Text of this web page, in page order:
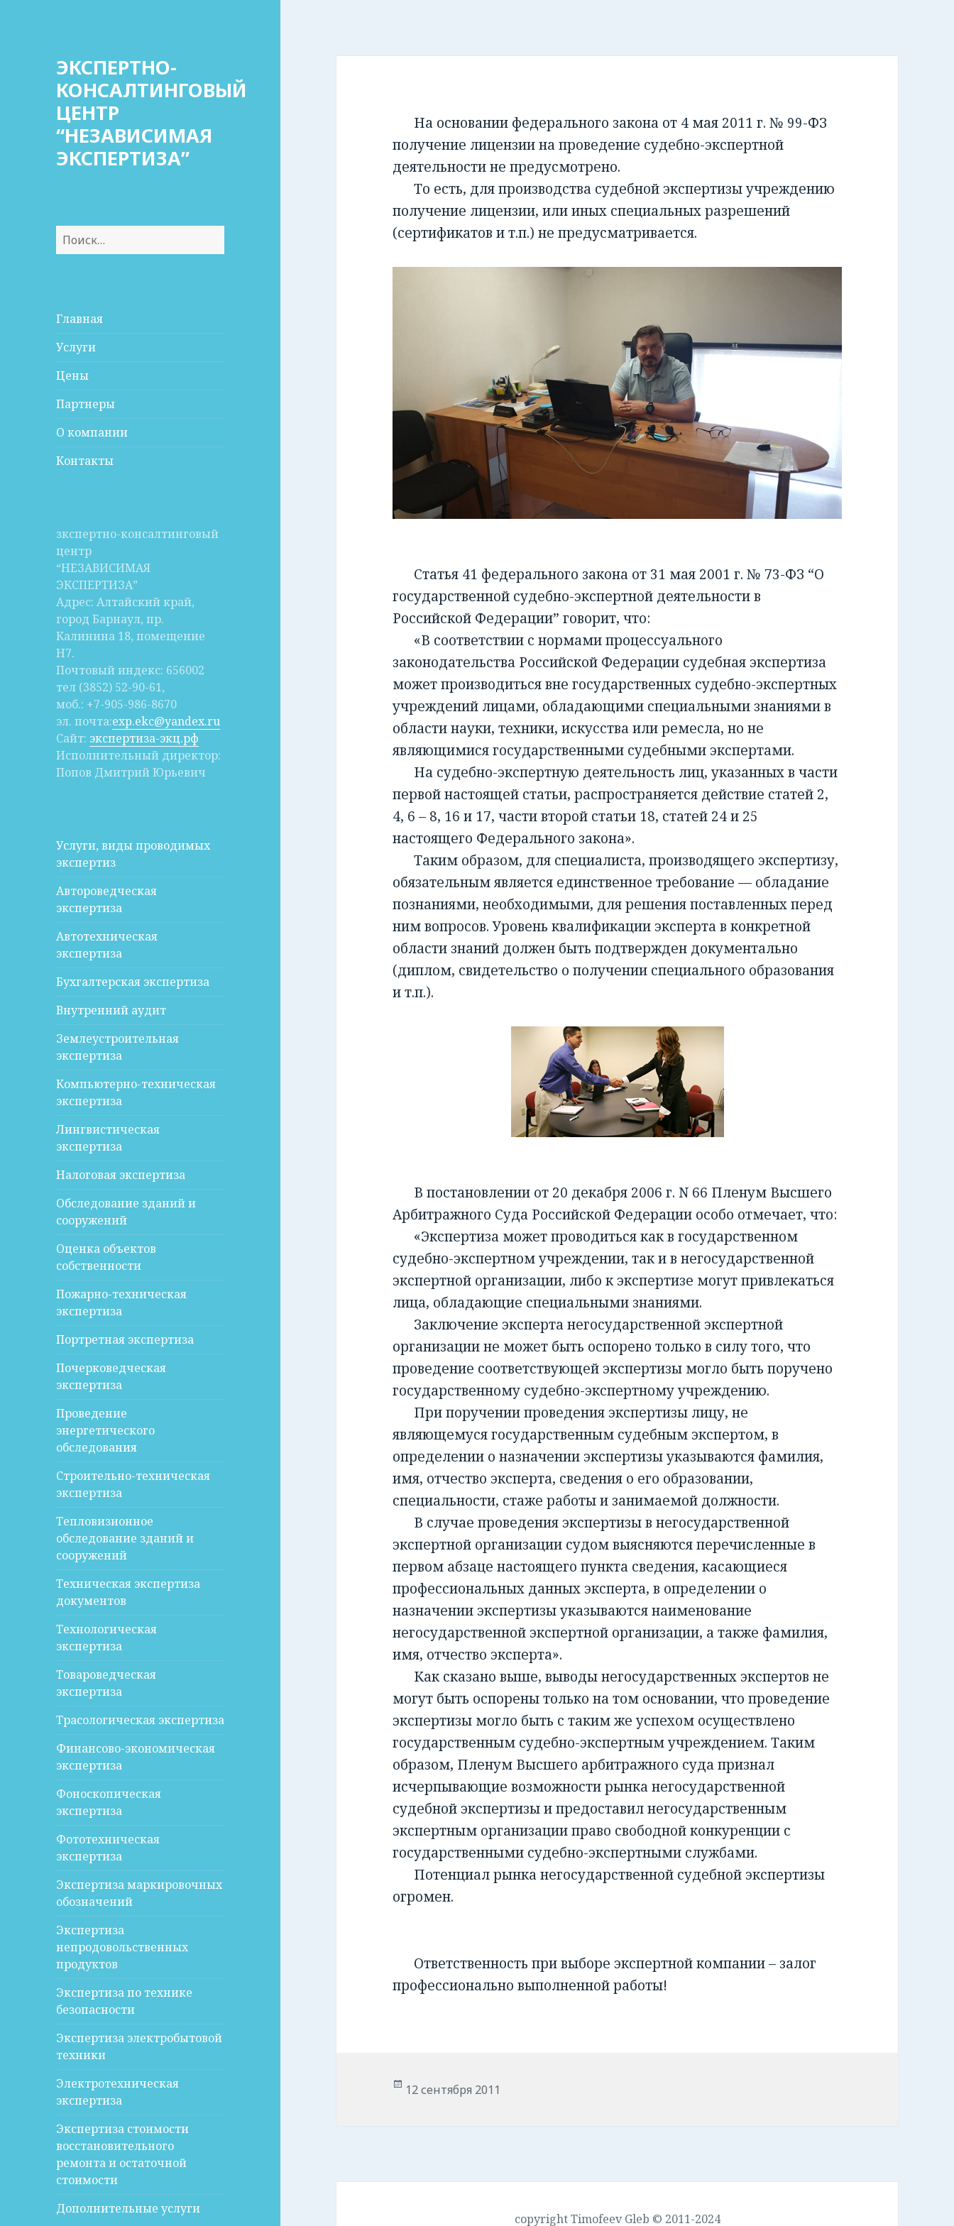
ЭКСПЕРТНО-
КОНСАЛТИНГОВЫЙ
ЦЕНТР
“НЕЗАВИСИМАЯ
ЭКСПЕРТИЗА”
Найти:
Главная
Услуги
Цены
Партнеры
О компании
Контакты
зкспертно-консалтинговый
центр
“НЕЗАВИСИМАЯ
ЭКСПЕРТИЗА”
Адрес: Алтайский край,
город Барнаул, пр.
Калинина 18, помещение
Н7.
Почтовый индекс: 656002
тел (3852) 52-90-61,
моб.: +7-905-986-8670
эл. почта:exp.ekc@yandex.ru
Сайт: экспертиза-экц.рф
Исполнительный директор:
Попов Дмитрий Юрьевич
Услуги, виды проводимых
экспертиз
Автороведческая
экспертиза
Автотехническая
экспертиза
Бухгалтерская экспертиза
Внутренний аудит
Землеустроительная
экспертиза
Компьютерно-техническая
экспертиза
Лингвистическая
экспертиза
Налоговая экспертиза
Обследование зданий и
сооружений
Оценка объектов
собственности
Пожарно-техническая
экспертиза
Портретная экспертиза
Почерковедческая
экспертиза
Проведение
энергетического
обследования
Строительно-техническая
экспертиза
Тепловизионное
обследование зданий и
сооружений
Техническая экспертиза
документов
Технологическая
экспертиза
Товароведческая
экспертиза
Трасологическая экспертиза
Финансово-экономическая
экспертиза
Фоноскопическая
экспертиза
Фототехническая
экспертиза
Экспертиза маркировочных
обозначений
Экспертиза
непродовольственных
продуктов
Экспертиза по технике
безопасности
Экспертиза электробытовой
техники
Электротехническая
экспертиза
Экспертиза стоимости
восстановительного
ремонта и остаточной
стоимости
Дополнительные услуги
На основании федерального закона от 4 мая 2011 г. № 99-ФЗ
получение лицензии на проведение судебно-экспертной
деятельности не предусмотрено.
То есть, для производства судебной экспертизы учреждению
получение лицензии, или иных специальных разрешений
(сертификатов и т.п.) не предусматривается.
Статья 41 федерального закона от 31 мая 2001 г. № 73-ФЗ “О
государственной судебно-экспертной деятельности в
Российской Федерации” говорит, что:
«В соответствии с нормами процессуального
законодательства Российской Федерации судебная экспертиза
может производиться вне государственных судебно-экспертных
учреждений лицами, обладающими специальными знаниями в
области науки, техники, искусства или ремесла, но не
являющимися государственными судебными экспертами.
На судебно-экспертную деятельность лиц, указанных в части
первой настоящей статьи, распространяется действие статей 2,
4, 6 – 8, 16 и 17, части второй статьи 18, статей 24 и 25
настоящего Федерального закона».
Таким образом, для специалиста, производящего экспертизу,
обязательным является единственное требование — обладание
познаниями, необходимыми, для решения поставленных перед
ним вопросов. Уровень квалификации эксперта в конкретной
области знаний должен быть подтвержден документально
(диплом, свидетельство о получении специального образования
и т.п.).
В постановлении от 20 декабря 2006 г. N 66 Пленум Высшего
Арбитражного Суда Российской Федерации особо отмечает, что:
«Экспертиза может проводиться как в государственном
судебно-экспертном учреждении, так и в негосударственной
экспертной организации, либо к экспертизе могут привлекаться
лица, обладающие специальными знаниями.
Заключение эксперта негосударственной экспертной
организации не может быть оспорено только в силу того, что
проведение соответствующей экспертизы могло быть поручено
государственному судебно-экспертному учреждению.
При поручении проведения экспертизы лицу, не
являющемуся государственным судебным экспертом, в
определении о назначении экспертизы указываются фамилия,
имя, отчество эксперта, сведения о его образовании,
специальности, стаже работы и занимаемой должности.
В случае проведения экспертизы в негосударственной
экспертной организации судом выясняются перечисленные в
первом абзаце настоящего пункта сведения, касающиеся
профессиональных данных эксперта, в определении о
назначении экспертизы указываются наименование
негосударственной экспертной организации, а также фамилия,
имя, отчество эксперта».
Как сказано выше, выводы негосударственных экспертов не
могут быть оспорены только на том основании, что проведение
экспертизы могло быть с таким же успехом осуществлено
государственным судебно-экспертным учреждением. Таким
образом, Пленум Высшего арбитражного суда признал
исчерпывающие возможности рынка негосударственной
судебной экспертизы и предоставил негосударственным
экспертным организации право свободной конкуренции с
государственными судебно-экспертными службами.
Потенциал рынка негосударственной судебной экспертизы
огромен.
Ответственность при выборе экспертной компании – залог
профессионально выполненной работы!
Опубликовано
12 сентября 2011
copyright Timofeev Gleb © 2011-2024